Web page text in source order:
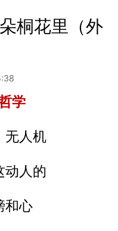
桐花里（外
学
无人机
动人的
和心